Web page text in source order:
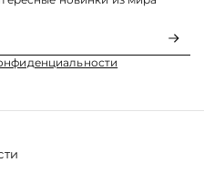
сайта, вы